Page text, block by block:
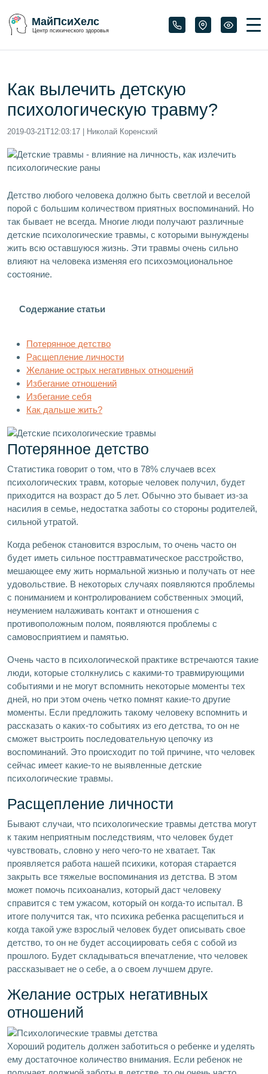
МайПсиХелс
Центр психического здоровья
Как вылечить детскую
психологическую травму?
2019-03-21T12:03:17 | Николай Коренский
Детство любого человека должно быть светлой и веселой
порой с большим количеством приятных воспоминаний. Но
так бывает не всегда. Многие люди получают различные
детские психологические травмы, с которыми вынуждены
жить всю оставшуюся жизнь. Эти травмы очень сильно
влияют на человека изменяя его психоэмоциональное
состояние.
Содержание статьи
Потерянное детство
Расщепление личности
Желание острых негативных отношений
Избегание отношений
Избегание себя
Как дальше жить?
Потерянное детство
Статистика говорит о том, что в 78% случаев всех
психологических травм, которые человек получил, будет
приходится на возраст до 5 лет. Обычно это бывает из-за
насилия в семье, недостатка заботы со стороны родителей,
сильной утратой.
Когда ребенок становится взрослым, то очень часто он
будет иметь сильное посттравматическое расстройство,
мешающее ему жить нормальной жизнью и получать от нее
удовольствие. В некоторых случаях появляются проблемы
с пониманием и контролированием собственных эмоций,
неумением налаживать контакт и отношения с
противоположным полом, появляются проблемы с
самовосприятием и памятью.
Очень часто в психологической практике встречаются такие
люди, которые столкнулись с какими-то травмирующими
событиями и не могут вспомнить некоторые моменты тех
дней, но при этом очень четко помнят какие-то другие
моменты. Если предложить такому человеку вспомнить и
рассказать о каких-то событиях из его детства, то он не
сможет выстроить последовательную цепочку из
воспоминаний. Это происходит по той причине, что человек
сейчас имеет какие-то не выявленные детские
психологические травмы.
Расщепление личности
Бывают случаи, что психологические травмы детства могут
к таким неприятным последствиям, что человек будет
чувствовать, словно у него чего-то не хватает. Так
проявляется работа нашей психики, которая старается
закрыть все тяжелые воспоминания из детства. В этом
может помочь психоанализ, который даст человеку
справится с тем ужасом, который он когда-то испытал. В
итоге получится так, что психика ребенка расщепиться и
когда такой уже взрослый человек будет описывать свое
детство, то он не будет ассоциировать себя с собой из
прошлого. Будет складываться впечатление, что человек
рассказывает не о себе, а о своем лучшем друге.
Желание острых негативных
отношений
Хороший родитель должен заботиться о ребенке и уделять
ему достаточное количество внимания. Если ребенок не